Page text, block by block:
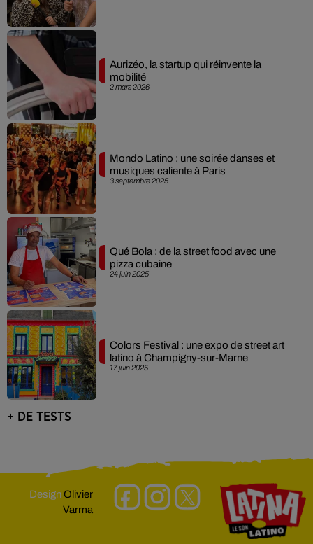
2 mars 2026
Aurizéo, la startup qui réinvente la
mobilité
3 septembre 2025
Mondo Latino : une soirée danses et
musiques caliente à Paris
24 juin 2025
Qué Bola : de la street food avec une
pizza cubaine
17 juin 2025
Colors Festival : une expo de street art
latino à Champigny-sur-Marne
+ DE TESTS
DesignOlivier
Varma